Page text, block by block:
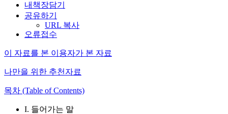
내책장담기
공유하기
URL 복사
오류접수
이 자료를 본 이용자가 본 자료
나만을 위한 추천자료
목차 (Table of Contents)
I. 들어가는 말